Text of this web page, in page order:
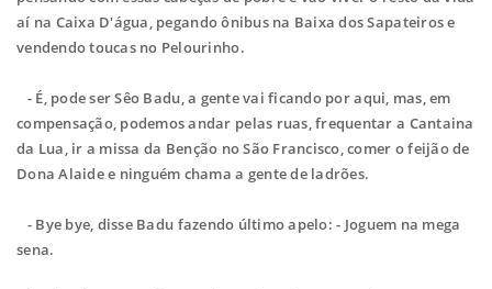
aí na Caixa D'água, pegando ônibus na Baixa dos Sapateiros e
vendendo toucas no Pelourinho.
- É, pode ser Sêo Badu, a gente vai ficando por aqui, mas, em
compensação, podemos andar pelas ruas, frequentar a Cantaina
da Lua, ir a missa da Benção no São Francisco, comer o feijão de
Dona Alaide e ninguém chama a gente de ladrões.
- Bye bye, disse Badu fazendo último apelo: - Joguem na mega
sena.